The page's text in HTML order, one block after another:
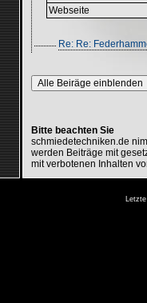
Webseite
Re: Re:
Alle Beiräge einblenden
Bitte beachten Sie
schmiedetechniken.de
werden Beiträge mit
mit verbotenen Inhalten